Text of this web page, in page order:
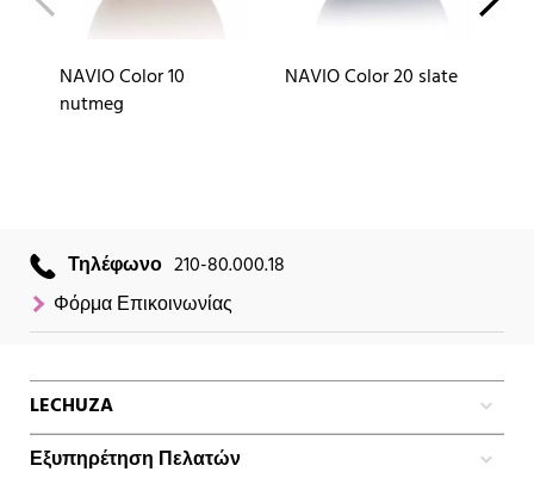
NAVIO Color 10
nutmeg
NAVIO Color 20 slate
Τηλέφωνο 210-80.000.18
Φόρμα Επικοινωνίας
LECHUZA
Εξυπηρέτηση Πελατών